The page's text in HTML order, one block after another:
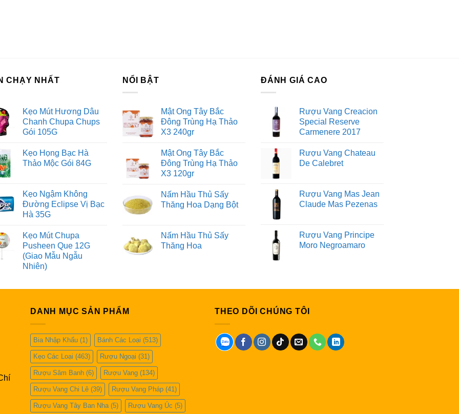
CHẠY NHẤT
Kẹo Mút Hương Dâu
Chanh Chupa Chups
Gói 105G
Kẹo Họng Bạc Hà
Thảo Mộc Gói 84G
Kẹo Ngậm Không
Đường Eclipse Vị Bạc
Hà 35G
Kẹo Mút Chupa
Pusheen Que 12G
(Giao Mẫu Ngẫu
Nhiên)
NỔI BẬT
Mật Ong Tây Bắc
Đông Trùng Hạ Thảo
X3 240gr
Mật Ong Tây Bắc
Đông Trùng Hạ Thảo
X3 120gr
Nấm Hầu Thủ Sấy
Thăng Hoa Dạng Bột
Nấm Hầu Thủ Sấy
Thăng Hoa
ĐÁNH GIÁ CAO
Rượu Vang Creacion
Special Reserve
Carmenere 2017
Rượu Vang Chateau
De Calebret
Rượu Vang Mas Jean
Claude Mas Pezenas
Rượu Vang Principe
Moro Negroamaro
DANH MỤC SẢN PHẨM
Bia Nhập Khẩu (1) Bánh Các Loại (513)
Kẹo Các Loại (463) Rượu Ngoại (31)
Rượu Sâm Banh (6) Rượu Vang (134)
Rượu Vang Chi Lê (39) Rượu Vang Pháp (41)
Rượu Vang Tây Ban Nha(5) Rượu Vang Úc (5)
THEO DÕI CHÚNG TÔI